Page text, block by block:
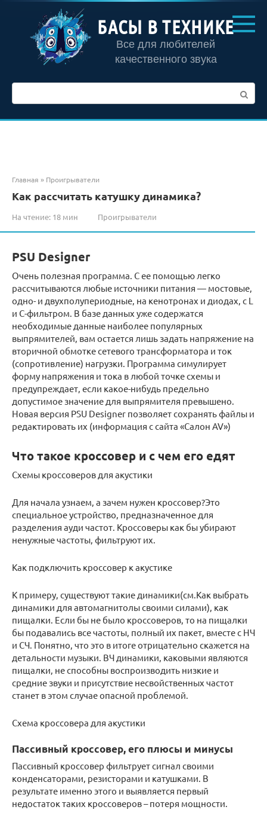
контенту
БАСЫ В ТЕХНИКЕ
Все для любителей
качественного звука
Главная » Проигрыватели
Как рассчитать катушку динамика?
На чтение: 18 мин Проигрыватели
PSU Designer
Очень полезная программа. С ее помощью легко
рассчитываются любые источники питания — мостовые,
одно- и двухполупериодные, на кенотронах и диодах, с L
и C-фильтром. В базе данных уже содержатся
необходимые данные наиболее популярных
выпрямителей, вам остается лишь задать напряжение на
вторичной обмотке сетевого трансформатора и ток
(сопротивление) нагрузки. Программа симулирует
форму напряжения и тока в любой точке схемы и
предупреждает, если какое-нибудь предельно
допустимое значение для выпрямителя превышено.
Новая версия PSU Designer позволяет сохранять файлы и
редактировать их (информация с сайта «Салон AV»)
Что такое кроссовер и с чем его едят
Схемы кроссоверов для акустики
Для начала узнаем, а зачем нужен кроссовер?Это
специальное устройство, предназначенное для
разделения ауди частот. Кроссоверы как бы убирают
ненужные частоты, фильтруют их.
Как подключить кроссовер к акустике
К примеру, существуют такие динамики(см.Как выбрать
динамики для автомагнитолы своими силами), как
пищалки. Если бы не было кроссоверов, то на пищалки
бы подавались все частоты, полный их пакет, вместе с НЧ
и СЧ. Понятно, что это в итоге отрицательно скажется на
детальности музыки. ВЧ динамики, каковыми являются
пищалки, не способны воспроизводить низкие и
средние звуки и присутствие несвойственных частот
станет в этом случае опасной проблемой.
Схема кроссовера для акустики
Пассивный кроссовер, его плюсы и минусы
Пассивный кроссовер фильтрует сигнал своими
конденсаторами, резисторами и катушками. В
результате именно этого и выявляется первый
недостаток таких кроссоверов – потеря мощности.